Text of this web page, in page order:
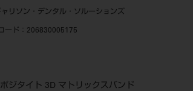
ャリソン・デンタル・ソルーションズ
ード ：206830005175
ジタイト 3D マトリックスバンド